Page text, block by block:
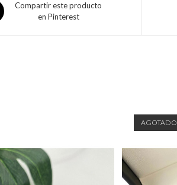
Compartir este producto
en Pinterest
AGOTADO